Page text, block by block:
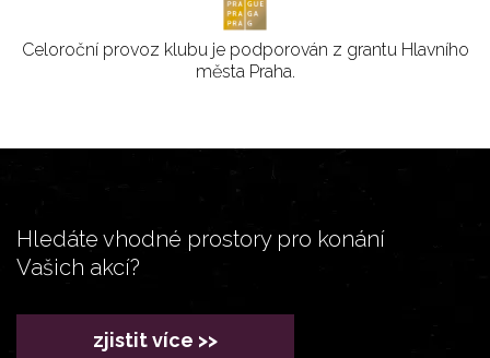
Celoroční provoz klubu je podporován z grantu Hlavního
města Praha.
Hledáte vhodné prostory pro konání
Vašich akcí?
zjistit více >>